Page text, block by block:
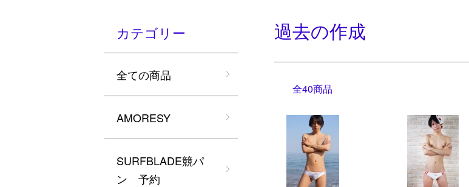
過去の作成
全40商品
カテゴリー
全ての商品
AMORESY
SURFBLADE競パ
ン 予約